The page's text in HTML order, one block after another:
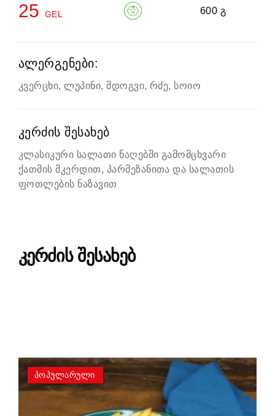
25 GEL 600 გ
ალერგენები:
კვერცხი, ლუპინი, მდოგვი, რძე, სოიო
კერძის შესახებ
კლასიკური სალათი ნაღებში გამომცხვარი
ქათმის მკერდით, პარმეზანითა და სალათის
ფოთლების ნაზავით
კერძის შესახებ
პოპულარული